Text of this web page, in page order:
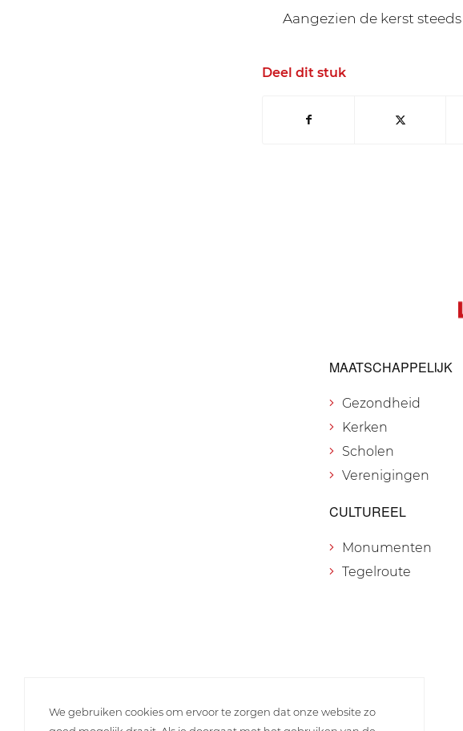
Aangezien de kerst
Deel dit stuk
MAATSCHAPPELIJK
Gezondheid
Kerken
Scholen
Verenigingen
CULTUREEL
Monumenten
Tegelroute
We gebruiken cookies om ervoor te zorgen dat onze website zo